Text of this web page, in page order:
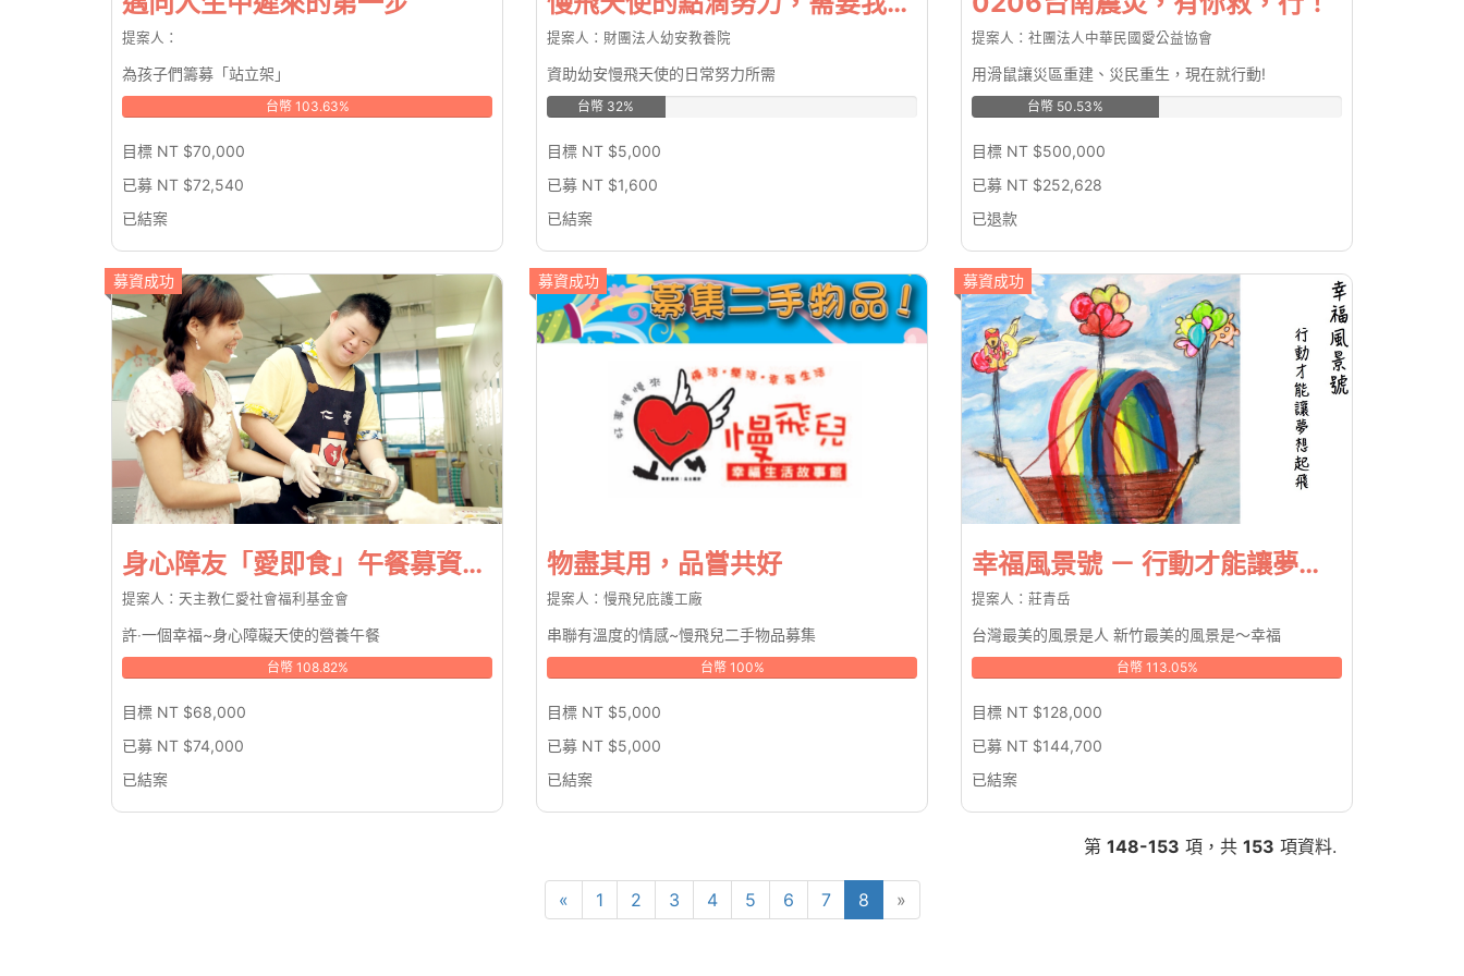
提案人：
為孩子們籌募「站立架」
台幣 103.63%
目標 NT $70,000
已募 NT $72,540
已結案
提案人：財團法人幼安教養院
資助幼安慢飛天使的日常努力所需
台幣 32%
目標 NT $5,000
已募 NT $1,600
已結案
提案人：社團法人中華民國愛公益協會
用滑鼠讓災區重建、災民重生，現在就行動!
台幣 50.53%
目標 NT $500,000
已募 NT $252,628
已退款
募資成功
身心障友「愛即食」午餐募資行動
提案人：天主教仁愛社會福利基金會
許‧一個幸福~身心障礙天使的營養午餐
台幣 108.82%
目標 NT $68,000
已募 NT $74,000
已結案
募資成功
物盡其用，品嘗共好
提案人：慢飛兒庇護工廠
串聯有溫度的情感~慢飛兒二手物品募集
台幣 100%
目標 NT $5,000
已募 NT $5,000
已結案
募資成功
幸福風景號 － 行動才能讓夢想起飛
提案人：莊青岳
台灣最美的風景是人 新竹最美的風景是～幸福
台幣 113.05%
目標 NT $128,000
已募 NT $144,700
已結案
第 148-153 項，共 153 項資料.
« 1 2 3 4 5 6 7 8 »